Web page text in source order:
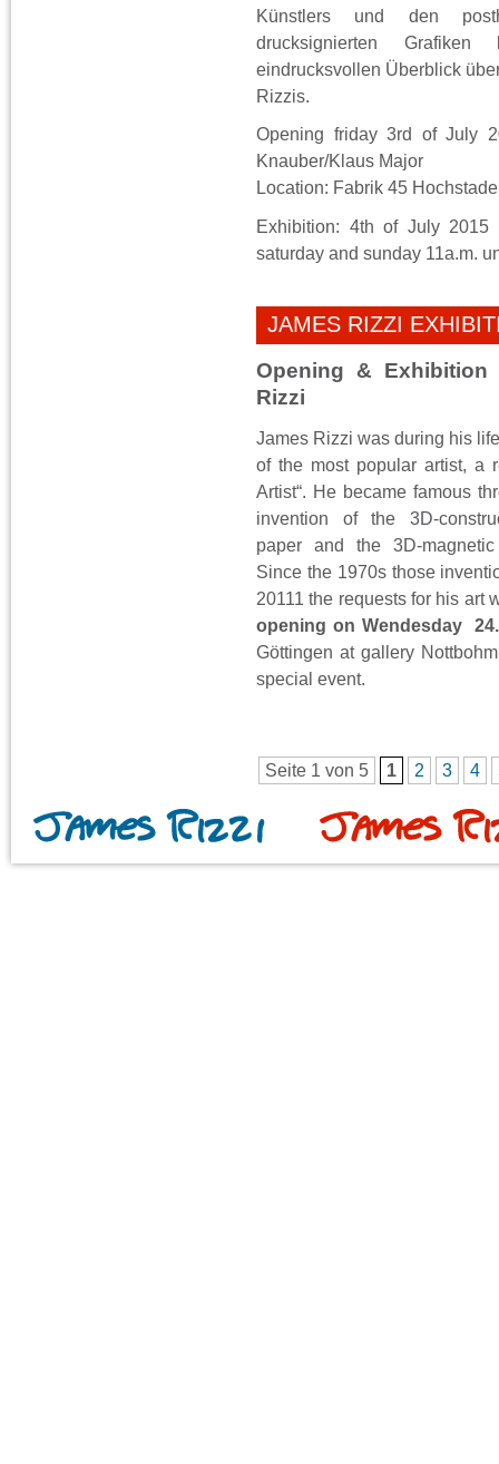
Künstlers und den
drucksignierten
eindrucksvollen Überblick
Rizzis.
Opening friday 3rd of July
Knauber/Klaus Major
Location: Fabrik 45
Exhibition: 4th of July
saturday and sunday 11a.m.
JAMES RIZZI
Opening & Exhibition
Rizzi
James Rizzi was during his
of the most popular artist, a
Artist“. He became famous
invention of the 3D-
paper and the 3D-
Since the 1970s those
20111 the requests for his art
opening on Wendesday
Göttingen at gallery
special event.
Seite 1 von 5 1 2 3 4